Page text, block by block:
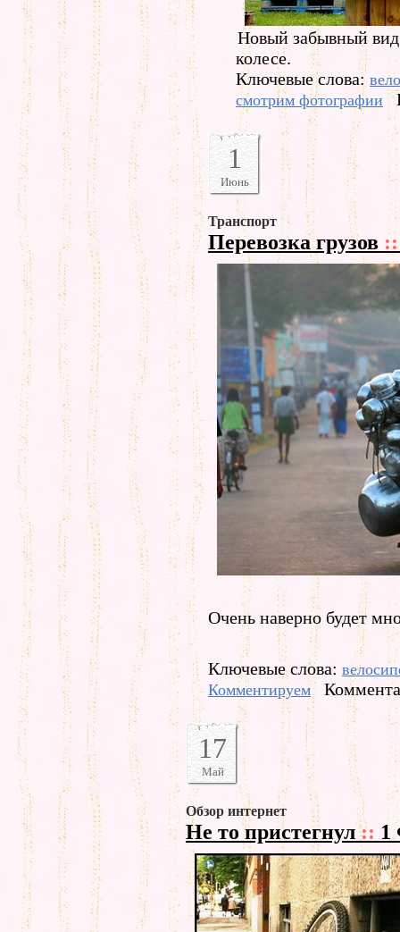
Новый забывный
колесе.
Ключевые слова:
смотрим фотографии
1
Июнь
Транспорт
Перевозка грузов ::
Очень наверно будет
Ключевые слова:
Комментируем
17
Май
Обзор интернет
Не то пристегнул:: 1